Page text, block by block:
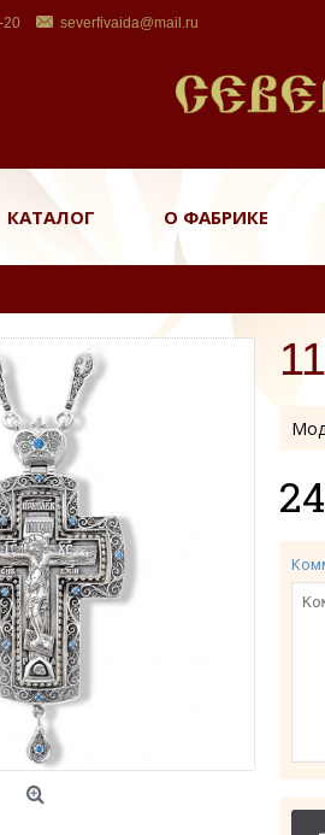
20 severfivaida@mail.ru
КАТАЛОГ О ФАБРИКЕ